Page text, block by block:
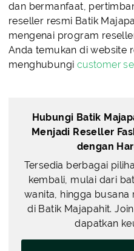
dan bermanfaat,
reseller resmi Batik
mengenai program
Anda temukan di website
menghubungi customer
Hubungi Batik
Menjadi Reseller
dengan
Tersedia berbagai
kembali, mulai dari
wanita, hingga
di Batik Majapahit.
dapatkan